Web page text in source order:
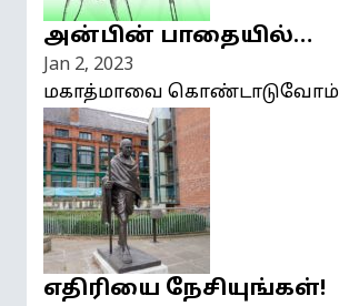
அன்பின் பாதையில்…
Jan 2, 2023
மகாத்மாவை கொண்டாடுவோம்
எதிரியை நேசியுங்கள்!